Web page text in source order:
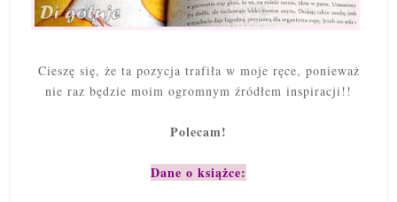
Cieszę się, że ta pozycja trafiła w moje ręce, ponieważ
nie raz będzie moim ogromnym źródłem inspiracji!!
Polecam!
Dane o książce: